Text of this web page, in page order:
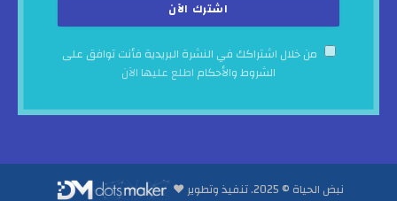
من خلال اشتراكك في النشرة البريدية فأنت توافق على
الشروط والأحكام اطلع عليها الآن
نبض الحياة © 2025. تنفيذ وتطوير ♥